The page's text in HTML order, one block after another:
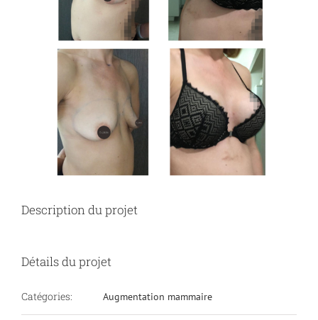
Description du projet
Détails du projet
Catégories: Augmentation mammaire